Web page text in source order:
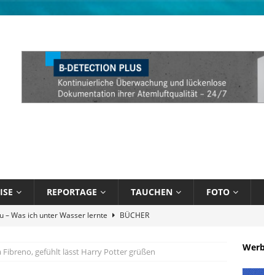
REPORTAGE TAUCHEN FOTO
und Karibik verschmelzen
NEWS
Fibreno, gefühlt lässt Harry Potter grüßen